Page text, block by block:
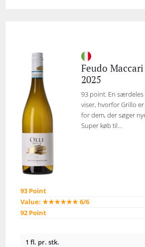
Feudo
2025
93 point. En særdeles
viser, hvorfor Grillo
for dem, der søger
Super køb til...
93 Point
Value: ★★★★★★ 6/6
92 Point
1 fl. pr. stk.